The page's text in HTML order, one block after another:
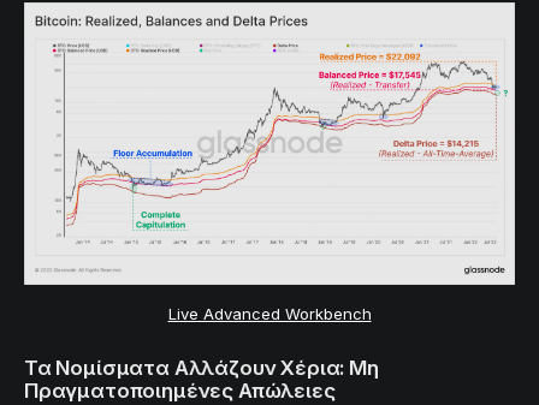
Live Advanced Workbench
Τα Νομίσματα Αλλάζουν Χέρια: Μη
Πραγματοποιημένες Απώλειες